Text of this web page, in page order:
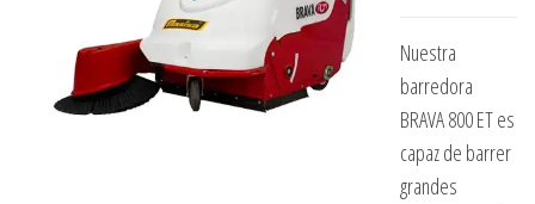
Nuestra
barredora
BRAVA 800 ET es
capaz de barrer
grandes